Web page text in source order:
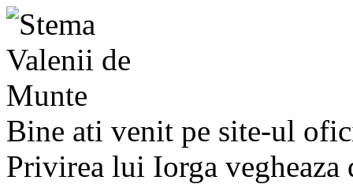
Bine ati venit pe site-ul
Privirea lui Iorga